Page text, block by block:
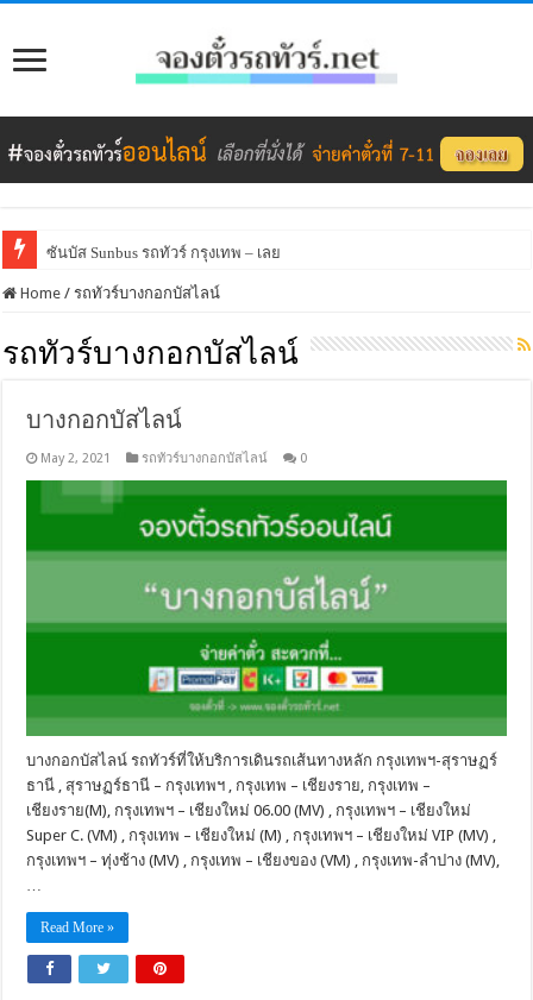
ซันบัส Sunbus รถทัวร์ กรุงเทพ – เลย
Home / รถทัวร์บางกอกบัสไลน์
รถทัวร์บางกอกบัสไลน์
บางกอกบัสไลน์
May 2, 2021 รถทัวร์บางกอกบัสไลน์ 0
บางกอกบัสไลน์ รถทัวร์ที่ให้บริการเดินรถเส้นทางหลัก กรุงเทพฯ-สุราษฏร์
ธานี , สุราษฏร์ธานี – กรุงเทพฯ , กรุงเทพ – เชียงราย, กรุงเทพ –
เชียงราย(M), กรุงเทพฯ – เชียงใหม่ 06.00 (MV) , กรุงเทพฯ – เชียงใหม่
Super C. (VM) , กรุงเทพ – เชียงใหม่ (M) , กรุงเทพฯ – เชียงใหม่ VIP (MV) ,
กรุงเทพฯ – ทุ่งช้าง (MV) , กรุงเทพ – เชียงของ (VM) , กรุงเทพ-ลำปาง (MV),
Read More »